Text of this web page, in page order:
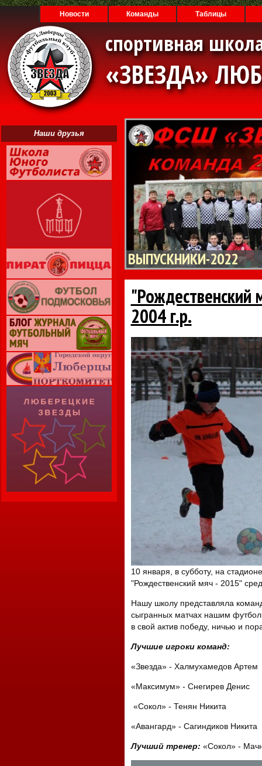
Новости Команды Таблицы
спортивная
«ЗВЕЗДА»
Наши друзья
ВЫПУСКНИКИ-2022
"Рождественский
2004 г.р.
10 января, в субботу, на
"Рождественский мяч - 2015"
Нашу школу представляла
сыгранных матчах нашим
в свой актив победу, ничью и
Лучшие игроки команд:
«Звезда» - Халмухамедов Артем
«Максимум» - Снегирев Денис
«Сокол» - Тенян Никита
«Авангард» - Сагиндиков Никита
Лучший тренер: «Сокол» -